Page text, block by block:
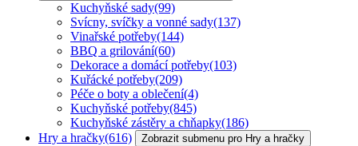
Kuchyňské sady(99)
Svícny, svíčky a vonné sady(137)
Vinařské potřeby(144)
BBQ a grilování(60)
Dekorace a domácí potřeby(103)
Kuřácké potřeby(209)
Péče o boty a oblečení(4)
Kuchyňské potřeby(845)
Kuchyňské zástěry a chňapky(186)
Hry a hračky(616) Zobrazit submenu pro Hry a hračky